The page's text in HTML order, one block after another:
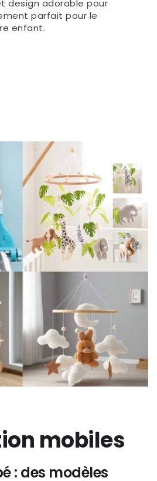
avons sélectionné une
qui combinent
adorable pour
enfant.
mobiles